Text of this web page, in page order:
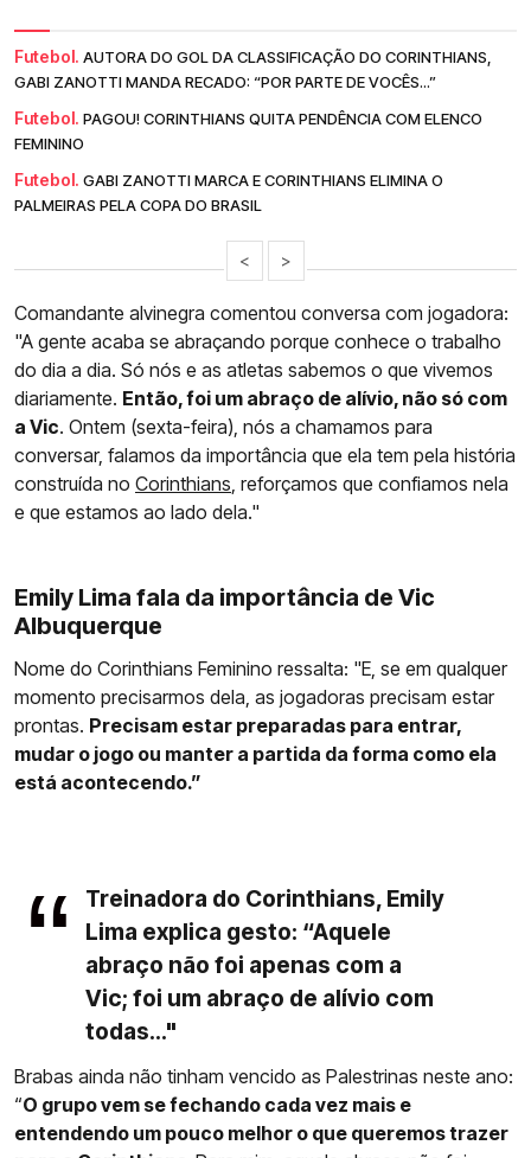
Futebol. AUTORA DO GOL DA CLASSIFICAÇÃO DO CORINTHIANS,
GABI ZANOTTI MANDA RECADO: “POR PARTE DE VOCÊS...”
Futebol. PAGOU! CORINTHIANS QUITA PENDÊNCIA COM ELENCO
FEMININO
Futebol. GABI ZANOTTI MARCA E CORINTHIANS ELIMINA O
PALMEIRAS PELA COPA DO BRASIL
< >
Comandante alvinegra comentou conversa com jogadora:
"A gente acaba se abraçando porque conhece o trabalho
do dia a dia. Só nós e as atletas sabemos o que vivemos
diariamente. Então, foi um abraço de alívio, não só com
a Vic. Ontem (sexta-feira), nós a chamamos para
conversar, falamos da importância que ela tem pela história
construída no Corinthians , reforçamos que confiamos nela
e que estamos ao lado dela."
Emily Lima fala da importância de Vic
Albuquerque
Nome do Corinthians Feminino ressalta: "E, se em qualquer
momento precisarmos dela, as jogadoras precisam estar
prontas. Precisam estar preparadas para entrar,
mudar o jogo ou manter a partida da forma como ela
está acontecendo.”
Treinadora do Corinthians, Emily
Lima explica gesto: “Aquele
abraço não foi apenas com a
Vic; foi um abraço de alívio com
todas..."
Brabas ainda não tinham vencido as Palestrinas neste ano:
“O grupo vem se fechando cada vez mais e
entendendo um pouco melhor o que queremos trazer